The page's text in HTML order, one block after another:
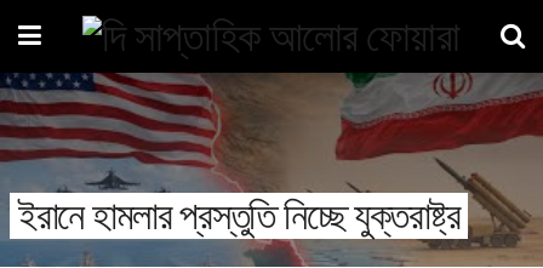
ইরানে হামলার প্রস্তুতি নিচ্ছে যুক্তরাষ্ট্র